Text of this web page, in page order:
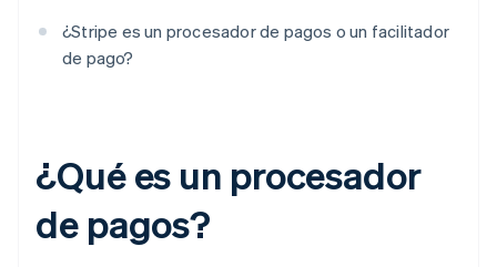
¿Stripe es un procesador de pagos o un facilitador
de pago?
¿Qué es un procesador
de pagos?